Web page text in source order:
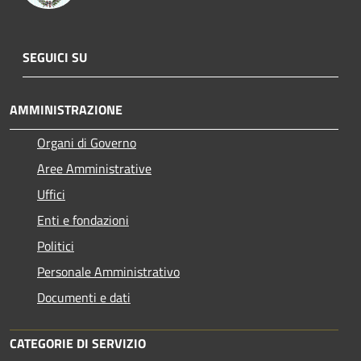
SEGUICI SU
AMMINISTRAZIONE
Organi di Governo
Aree Amministrative
Uffici
Enti e fondazioni
Politici
Personale Amministrativo
Documenti e dati
CATEGORIE DI SERVIZIO